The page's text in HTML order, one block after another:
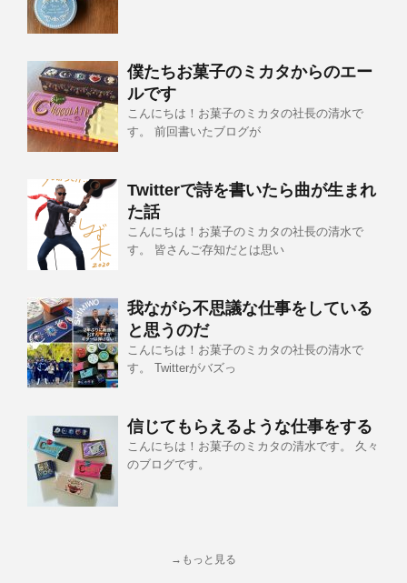
僕たちお菓子のミカタからのエー
ルです
こんにちは！お菓子のミカタの社長の清水で
す。 前回書いたブログが
Twitterで詩を書いたら曲が生まれ
た話
こんにちは！お菓子のミカタの社長の清水で
す。 皆さんご存知だとは思い
我ながら不思議な仕事をしている
と思うのだ
こんにちは！お菓子のミカタの社長の清水で
す。 Twitterがバズっ
信じてもらえるような仕事をする
こんにちは！お菓子のミカタの清水です。 久々
のブログです。
→もっと見る